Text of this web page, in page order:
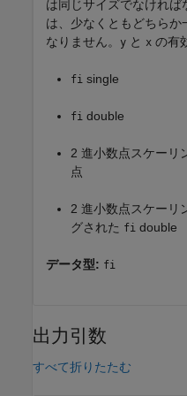
は同じサイズでなけれ
は、少なくともどちら
なりません。 y と x の有
fi single
fi double
2 進小数点スケーリ
点
2 進小数点スケーリ
グされた fi double
データ型: fi
出力引数
すべて折りたたむ